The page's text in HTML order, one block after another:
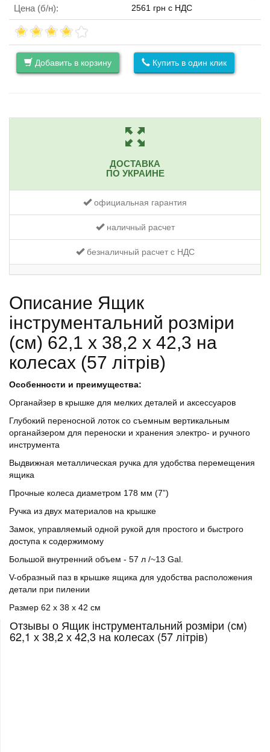
Цена (б/н): 2561 грн с НДС
Добавить в корзину Купить в один клик
ДОСТАВКА
ПО УКРАИНЕ
официальная гарантия
наличный расчет
безналичный расчет с НДС
Описание Ящик
інструментальний розміри
(см) 62,1 х 38,2 х 42,3 на
колесах (57 літрів)
Особенности и преимущества:
Органайзер в крышке для мелких деталей и аксессуаров
Глубокий переносной лоток со съемным вертикальным
органайзером для переноски и хранения электро- и ручного
инструмента
Выдвижная металлическая ручка для удобства перемещения
ящика
Прочные колеса диаметром 178 мм (7”)
Ручка из двух материалов на крышке
Замок, управляемый одной рукой для простого и быстрого
доступа к содержимому
Большой внутренний объем - 57 л /~13 Gal.
V-образный паз в крышке ящика для удобства расположения
детали при пилении
Размер 62 x 38 x 42 см
Отзывы о Ящик інструментальний розміри (см)
62,1 х 38,2 х 42,3 на колесах (57 літрів)